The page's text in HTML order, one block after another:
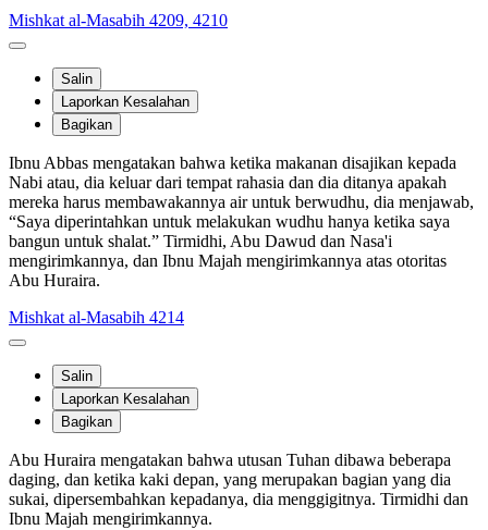
Mishkat al-Masabih 4209, 4210
Salin
Laporkan Kesalahan
Bagikan
Ibnu Abbas mengatakan bahwa ketika makanan disajikan kepada
Nabi atau, dia keluar dari tempat rahasia dan dia ditanya apakah
mereka harus membawakannya air untuk berwudhu, dia menjawab,
“Saya diperintahkan untuk melakukan wudhu hanya ketika saya
bangun untuk shalat.” Tirmidhi, Abu Dawud dan Nasa'i
mengirimkannya, dan Ibnu Majah mengirimkannya atas otoritas
Abu Huraira.
Mishkat al-Masabih 4214
Salin
Laporkan Kesalahan
Bagikan
Abu Huraira mengatakan bahwa utusan Tuhan dibawa beberapa
daging, dan ketika kaki depan, yang merupakan bagian yang dia
sukai, dipersembahkan kepadanya, dia menggigitnya. Tirmidhi dan
Ibnu Majah mengirimkannya.